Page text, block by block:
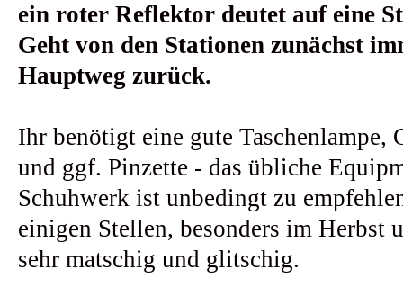
ein roter Reflektor deutet auf eine
Geht von den Stationen zunächst
Hauptweg zurück.
Ihr benötigt eine gute
und ggf. Pinzette - das übliche
Schuhwerk ist unbedingt zu
einigen Stellen, besonders im Herbst
sehr matschig und glitschig.